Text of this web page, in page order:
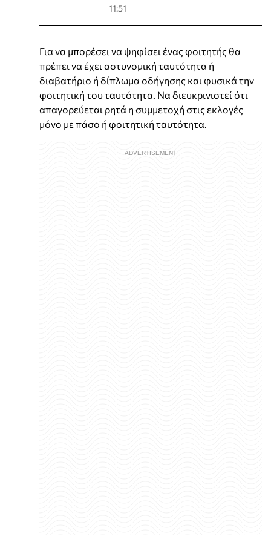
11:51
Για να μπορέσει να ψηφίσει ένας φοιτητής θα
πρέπει να έχει αστυνομική ταυτότητα ή
διαβατήριο ή δίπλωμα οδήγησης και φυσικά την
φοιτητική του ταυτότητα. Να διευκρινιστεί ότι
απαγορεύεται ρητά η συμμετοχή στις εκλογές
μόνο με πάσο ή φοιτητική ταυτότητα.